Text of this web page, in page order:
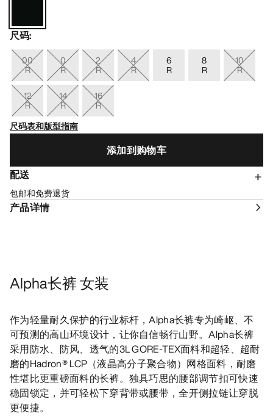
尺码:
00
R
0
R
2
R
4
R
6
R
8
R
10
R
12
R
14
R
16
R
尺码表和版型指南
添加到购物车
配送
包邮和免费退货
产品详情
Alpha长裤 女装
作为轻量耐久保护的行业标杆，Alpha长裤专为崎岖、不
可预测的高山环境设计，让你自信畅行山野。Alpha长裤
采用防水、防风、透气的3L GORE-TEX面料和超轻、超耐
磨的Hadron® LCP（液晶高分子聚合物）网格面料，耐磨
性堪比更重磅面料的长裤。独具巧思的腰部调节扣可快速
稳固锁定，并可轻松下穿背带或腰带，全开侧拉链让穿脱
更便捷。